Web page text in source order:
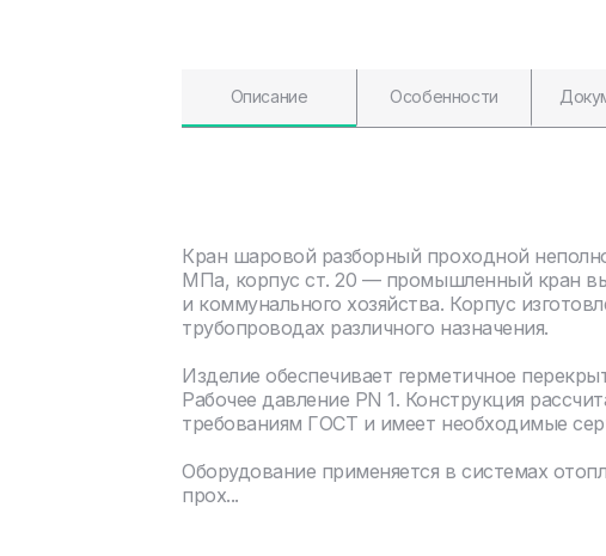
Описание Особенности
Кран шаровой разборный проходной
МПа, корпус ст. 20 — промышленный кран
и коммунального хозяйства. Корпус
трубопроводах различного назначения.
Изделие обеспечивает герметичное
Рабочее давление PN 1. Конструкция
требованиям ГОСТ и имеет необходимые
Оборудование применяется в системах
прох...